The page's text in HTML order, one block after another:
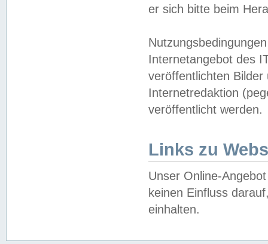
er sich bitte beim
Internetangebot des
veröffentlichten
Internetredaktion
veröffentlicht werden.
Links zu
Unser Online-
keinen Einfluss
einhalten.